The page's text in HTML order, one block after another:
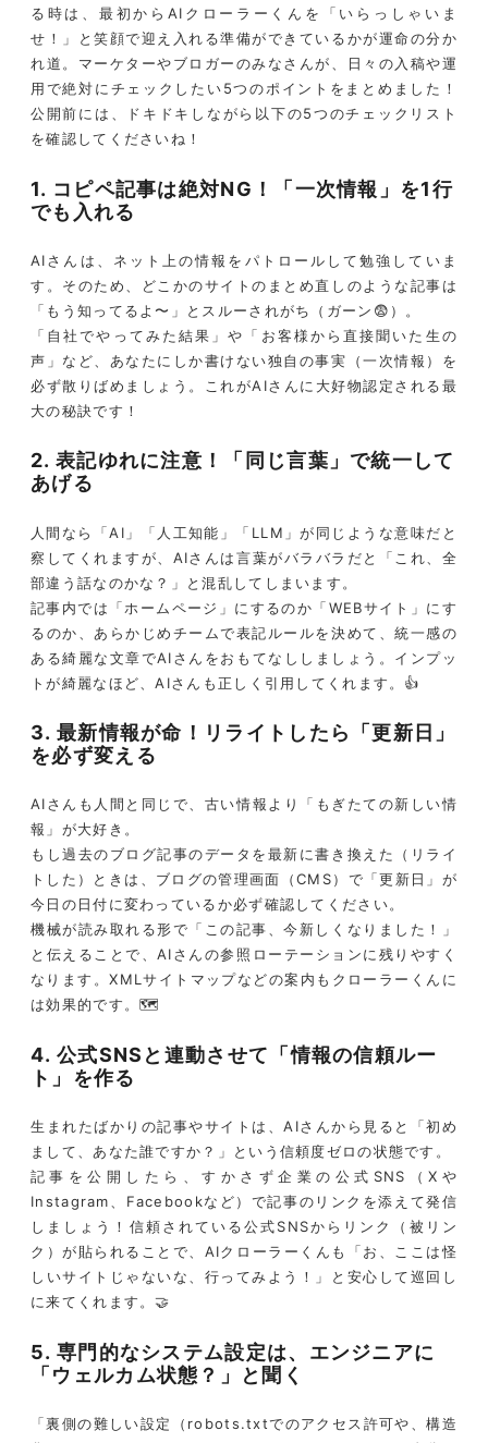
る時は、最初からAIクローラーくんを「いらっしゃいま
せ！」と笑顔で迎え入れる準備ができているかが運命の分か
れ道。マーケターやブロガーのみなさんが、日々の入稿や運
用で絶対にチェックしたい5つのポイントをまとめました！
公開前には、ドキドキしながら以下の5つのチェックリスト
を確認してくださいね！
1. コピペ記事は絶対NG！「一次情報」を1行
でも入れる
AIさんは、ネット上の情報をパトロールして勉強していま
す。そのため、どこかのサイトのまとめ直しのような記事は
「もう知ってるよ〜」とスルーされがち（ガーン😨）。
「自社でやってみた結果」や「お客様から直接聞いた生の
声」など、あなたにしか書けない独自の事実（一次情報）を
必ず散りばめましょう。これがAIさんに大好物認定される最
大の秘訣です！
2. 表記ゆれに注意！「同じ言葉」で統一して
あげる
人間なら「AI」「人工知能」「LLM」が同じような意味だと
察してくれますが、AIさんは言葉がバラバラだと「これ、全
部違う話なのかな？」と混乱してしまいます。
記事内では「ホームページ」にするのか「WEBサイト」にす
るのか、あらかじめチームで表記ルールを決めて、統一感の
ある綺麗な文章でAIさんをおもてなししましょう。インプッ
トが綺麗なほど、AIさんも正しく引用してくれます。👍
3. 最新情報が命！リライトしたら「更新日」
を必ず変える
AIさんも人間と同じで、古い情報より「もぎたての新しい情
報」が大好き。
もし過去のブログ記事のデータを最新に書き換えた（リライ
トした）ときは、ブログの管理画面（CMS）で「更新日」が
今日の日付に変わっているか必ず確認してください。
機械が読み取れる形で「この記事、今新しくなりました！」
と伝えることで、AIさんの参照ローテーションに残りやすく
なります。XMLサイトマップなどの案内もクローラーくんに
は効果的です。🗺️
4. 公式SNSと連動させて「情報の信頼ルー
ト」を作る
生まれたばかりの記事やサイトは、AIさんから見ると「初め
まして、あなた誰ですか？」という信頼度ゼロの状態です。
記事を公開したら、すかさず企業の公式SNS（Xや
Instagram、Facebookなど）で記事のリンクを添えて発信
しましょう！信頼されている公式SNSからリンク（被リン
ク）が貼られることで、AIクローラーくんも「お、ここは怪
しいサイトじゃないな、行ってみよう！」と安心して巡回し
に来てくれます。🤝
5. 専門的なシステム設定は、エンジニアに
「ウェルカム状態？」と聞く
「裏側の難しい設定（robots.txtでのアクセス許可や、構造